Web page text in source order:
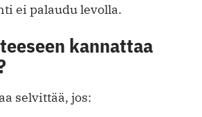
ei palaudu levolla.
kannattaa
selvittää, jos: